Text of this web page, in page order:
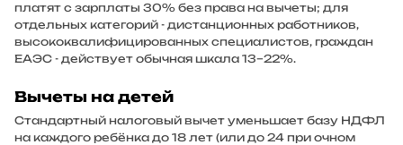
платят с зарплаты 30% без права на вычеты; для
отдельных категорий - дистанционных работников,
высококвалифицированных специалистов, граждан
ЕАЭС - действует обычная шкала 13–22%.
Вычеты на детей
Стандартный налоговый вычет уменьшает базу НДФЛ
на каждого ребёнка до 18 лет (или до 24 при очном